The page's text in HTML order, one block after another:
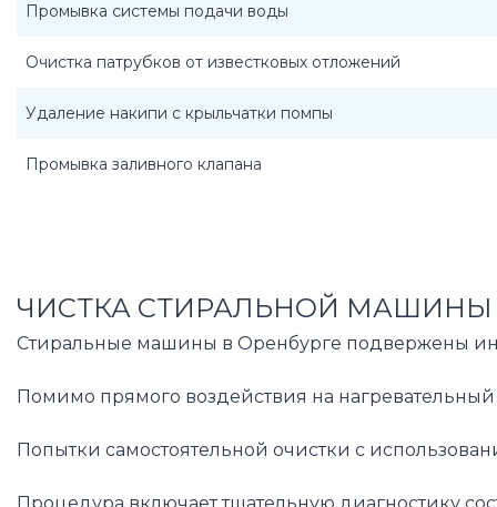
Промывка системы подачи воды
Очистка патрубков от известковых отложений
Удаление накипи с крыльчатки помпы
Промывка заливного клапана
ЧИСТКА СТИРАЛЬНОЙ МАШИНЫ
Стиральные машины в Оренбурге подвержены
Помимо прямого воздействия на
Попытки самостоятельной очистки с